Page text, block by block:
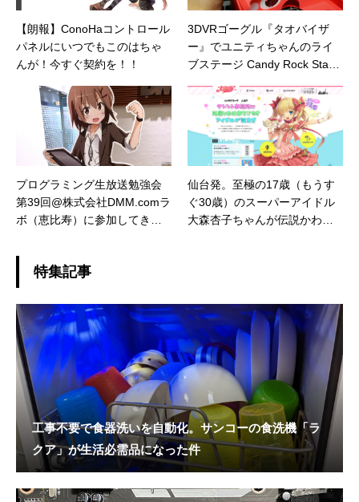
【朗報】ConoHaコントロール
パネルにいつでもこのはちゃ
んが！今すぐ契約を！！
3DVRゴーグル『タオバイザ
ー』でユニティちゃんのライ
ブステージ Candy Rock Star
プログラミング生放送勉強会
第39回@株式会社DMM.comラ
ボ（恵比寿）に参加してきま
仙台発。至極の17歳（もうす
ぐ30歳）のスーパーアイドル
大森杏子ちゃんが伝説かわい
特集記事
工事不要で食器洗いを自動化。サンコーの食洗機「ラ
クア」が生活必需品になった件